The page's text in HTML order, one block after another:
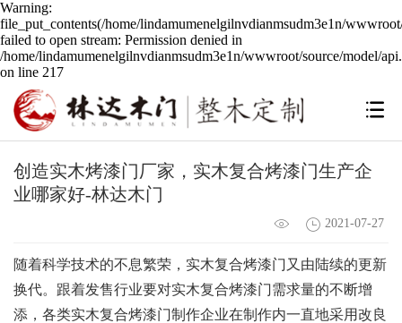
Warning:
file_put_contents(/home/lindamumenelgilnvdianmsudm3e1n/
failed to open stream: Permission denied in
/home/lindamumenelgilnvdianmsudm3e1n/wwwroot/source/model/
on line 217
创造实木烤漆门厂家，实木复合烤漆门生产企
业哪家好-林达木门
2021-07-27
随着科学技术的不息繁荣，实木复合烤漆门又由陆续的更新
换代。跟着发售行业要对实木复合烤漆门需求量的不断增
添，各类实木复合烤漆门制作企业在制作内一直地采用改良